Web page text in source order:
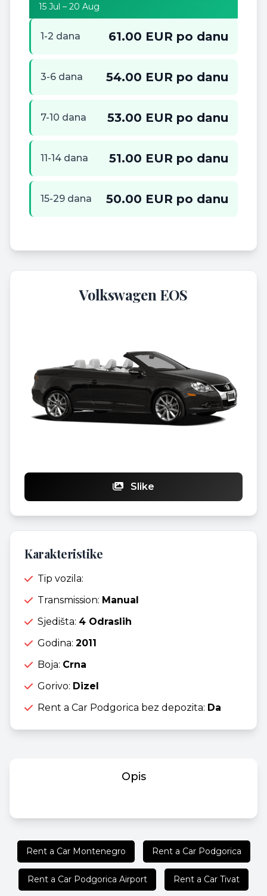
15 Jul – 20 Aug
1-2 dana 61.00 EUR po danu
3-6 dana 54.00 EUR po danu
7-10 dana 53.00 EUR po danu
11-14 dana 51.00 EUR po danu
15-29 dana 50.00 EUR po danu
Volkswagen EOS
Slike
Karakteristike
Tip vozila:
Transmission: Manual
Sjedišta: 4 Odraslih
Godina: 2011
Boja: Crna
Gorivo: Dizel
Rent a Car Podgorica bez depozita: Da
Opis
Rent a Car Montenegro Rent a Car Podgorica
Rent a Car Podgorica Airport Rent a Car Tivat